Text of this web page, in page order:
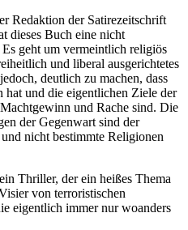
Redaktion der Satirezeitschrift
dieses Buch eine nicht
geht um vermeintlich religiös
und liberal ausgerichtetes
deutlich zu machen, dass
und die eigentlichen Ziele der
und Rache sind. Die
der Gegenwart sind der
nicht bestimmte Religionen
Thriller, der ein heißes Thema
von terroristischen
eigentlich immer nur woanders